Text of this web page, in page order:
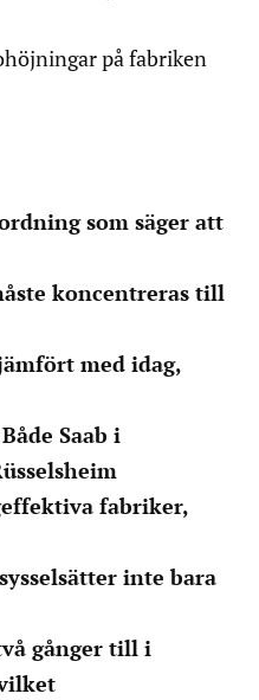
på fabriken
som säger att
koncentreras till
med idag,
Saab i
fabriker,
inte bara
gånger till i